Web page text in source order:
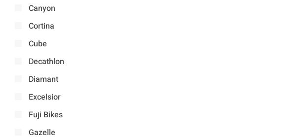
Canyon
Cortina
Cube
Decathlon
Diamant
Excelsior
Fuji Bikes
Gazelle